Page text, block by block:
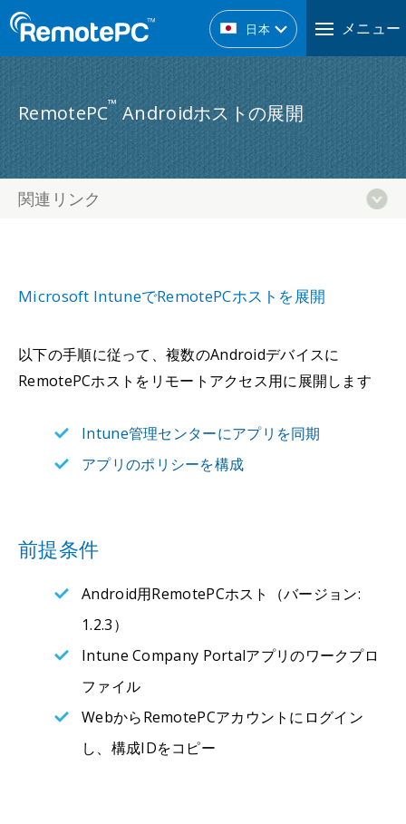
日本 メニュー
RemotePC™ Androidホストの展開
関連リンク
Microsoft IntuneでRemotePCホストを展開
以下の手順に従って、複数のAndroidデバイスに
RemotePCホストをリモートアクセス用に展開します
Intune管理センターにアプリを同期
アプリのポリシーを構成
前提条件
Android用RemotePCホスト（バージョン:
1.2.3）
Intune Company Portalアプリのワークプロ
ファイル
WebからRemotePCアカウントにログイン
し、構成IDをコピー